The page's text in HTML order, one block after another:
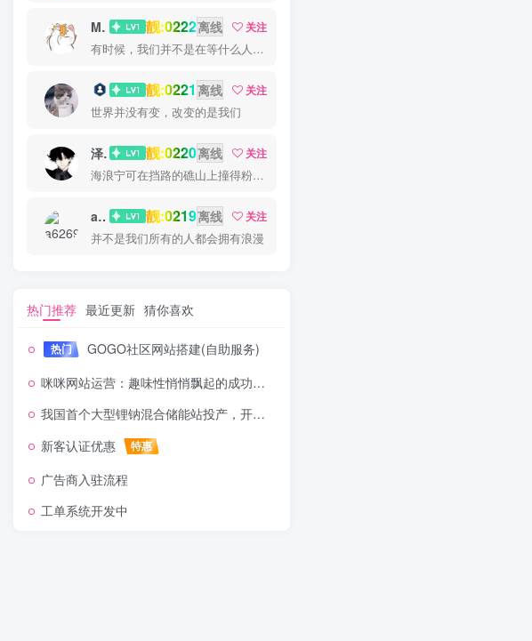
Miss 先生 靓:0222离线
关注
有时候，我们并不是在等什么人或什么事。我们只是在静待岁月改变自己
猫小白 靓:0221 离线
关注
世界并没有变，改变的是我们
泽宇 靓:0220离线
关注
海浪宁可在挡路的礁山上撞得粉碎，也不肯后退一步
a626911 靓:0219离线
关注
并不是我们所有的人都会拥有浪漫
热门推荐 最近更新 猜你喜欢
热门
GOGO社区网站搭建(自助服务)
咪咪网站运营：趣味性悄悄飘起的成功风头
我国首个大型锂钠混合储能站投产，开启储能新时代
新客认证优惠
特惠
广告商入驻流程
工单系统开发中